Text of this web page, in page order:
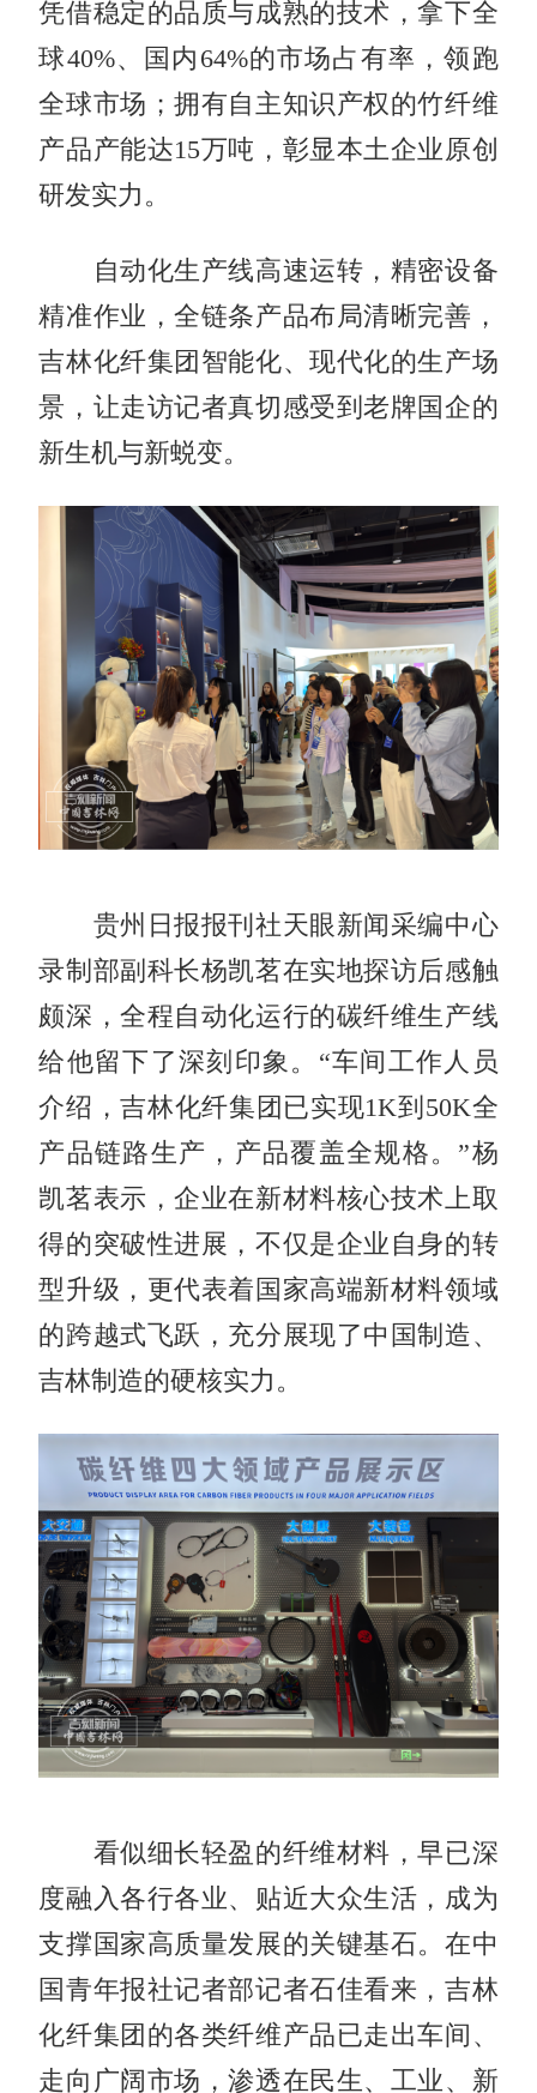
凭借稳定的品质与成熟的技术，拿下全
球40%、国内64%的市场占有率，领跑
全球市场；拥有自主知识产权的竹纤维
产品产能达15万吨，彰显本土企业原创
研发实力。
自动化生产线高速运转，精密设备
精准作业，全链条产品布局清晰完善，
吉林化纤集团智能化、现代化的生产场
景，让走访记者真切感受到老牌国企的
新生机与新蜕变。
贵州日报报刊社天眼新闻采编中心
录制部副科长杨凯茗在实地探访后感触
颇深，全程自动化运行的碳纤维生产线
给他留下了深刻印象。“车间工作人员
介绍，吉林化纤集团已实现1K到50K全
产品链路生产，产品覆盖全规格。”杨
凯茗表示，企业在新材料核心技术上取
得的突破性进展，不仅是企业自身的转
型升级，更代表着国家高端新材料领域
的跨越式飞跃，充分展现了中国制造、
吉林制造的硬核实力。
看似细长轻盈的纤维材料，早已深
度融入各行各业、贴近大众生活，成为
支撑国家高质量发展的关键基石。在中
国青年报社记者部记者石佳看来，吉林
化纤集团的各类纤维产品已走出车间、
走向广阔市场，渗透在民生、工业、新